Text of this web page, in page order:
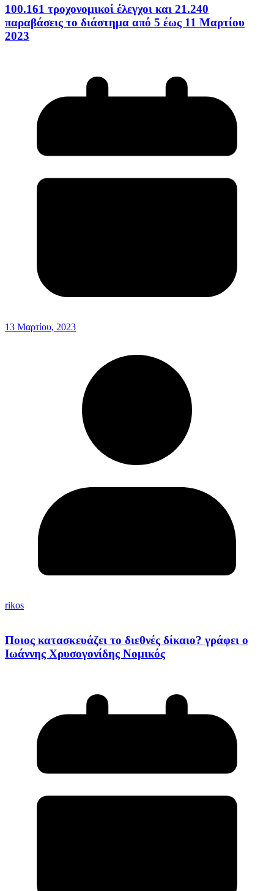
100.161 τροχονομικοί έλεγχοι και 21.240
παραβάσεις το διάστημα από 5 έως 11 Μαρτίου
2023
13 Μαρτίου, 2023
rikos
Ποιος κατασκευάζει το διεθνές δίκαιο? γράφει ο
Ιωάννης Χρυσογονίδης Νομικός